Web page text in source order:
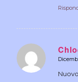
dice: